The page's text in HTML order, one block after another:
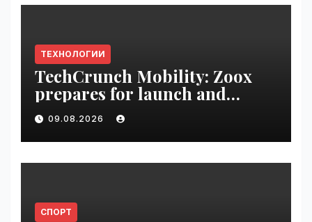
ТЕХНОЛОГИИ
TechCrunch Mobility: Zoox
prepares for launch and
Uber’s AV empire | VseTime.ru
09.08.2026
СПОРТ